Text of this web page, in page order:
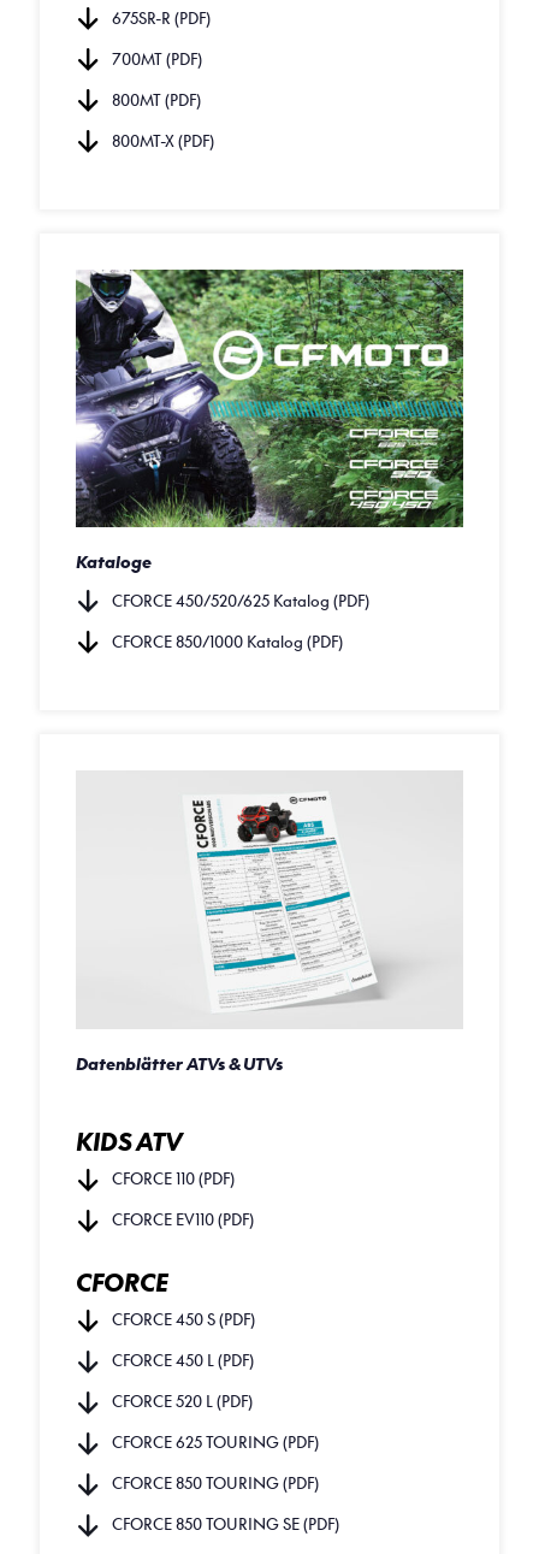
675SR-R (PDF)
700MT (PDF)
800MT (PDF)
800MT-X (PDF)
Kataloge
CFORCE 450/520/625 Katalog (PDF)
CFORCE 850/1000 Katalog (PDF)
Datenblätter ATVs & UTVs
KIDS ATV
CFORCE 110 (PDF)
CFORCE EV110 (PDF)
CFORCE
CFORCE 450 S (PDF)
CFORCE 450 L (PDF)
CFORCE 520 L (PDF)
CFORCE 625 TOURING (PDF)
CFORCE 850 TOURING (PDF)
CFORCE 850 TOURING SE (PDF)